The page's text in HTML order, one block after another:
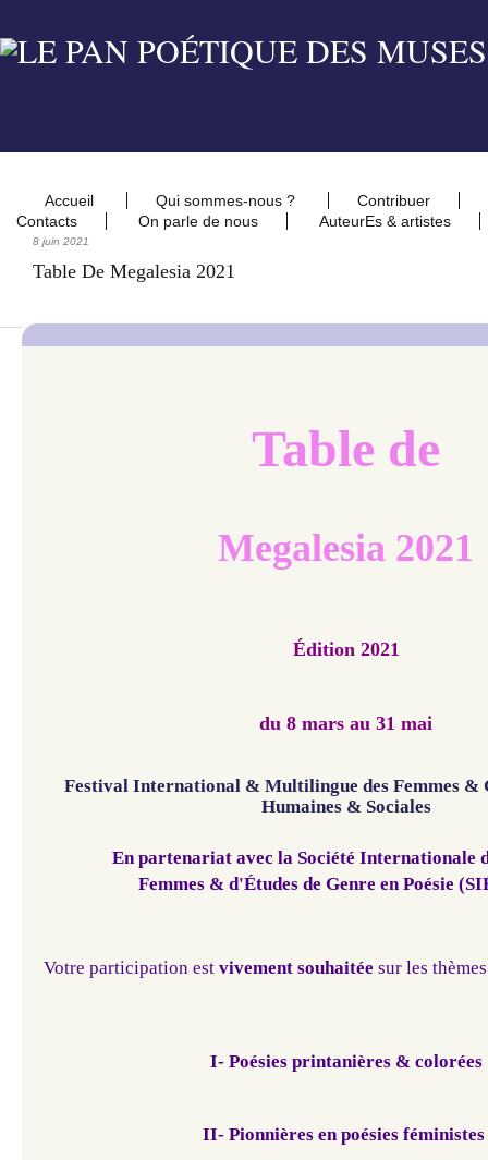
Accueil Qui sommes-nous ?
Contribuer
Contacts
On parle de nous AuteurEs & artistes
8 juin 2021
Table De Megalesia 2021
Table de
Megalesia 2021
Édition 2021
du 8 mars au 31 mai
Festival International & Multilingue des Femmes &
Humaines & Sociales
​En partenariat avec la Société Internationale
Femmes & d'Études de Genre en Poésie
Votre participation est vivement souhaitée sur les
I- Poésies printanières & colorées
II- Pionnières en poésies féministes